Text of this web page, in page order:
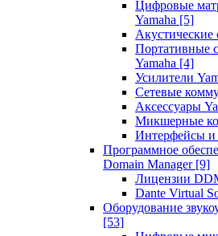
Цифровые
Yamaha [5]
Акустические
Портативные
Yamaha [4]
Усилители
Сетевые
Аксессуары
Микшерные
Интерфейсы и
Программное
Domain Manager [9]
Лицензии
Dante Virtual
Оборудование
[53]